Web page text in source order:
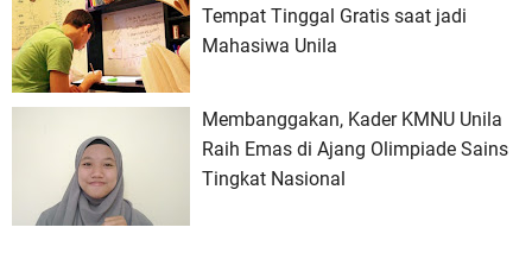
Tempat Tinggal Gratis saat jadi
Mahasiwa Unila
Membanggakan, Kader KMNU Unila
Raih Emas di Ajang Olimpiade Sains
Tingkat Nasional